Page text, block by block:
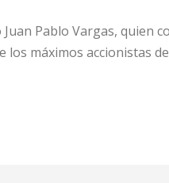
Juan Pablo Vargas, quien
máximos accionistas